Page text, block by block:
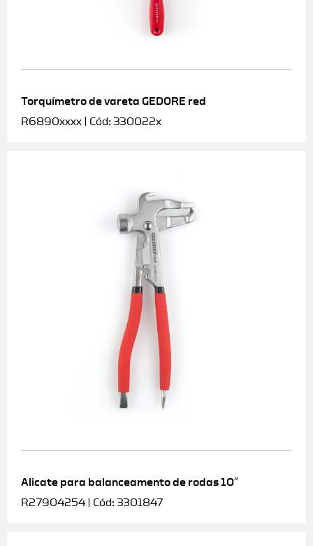
Torquímetro de vareta GEDORE red
R6890xxxx | Cód: 330022x
Alicate para balanceamento de rodas 10″
R27904254 | Cód: 3301847